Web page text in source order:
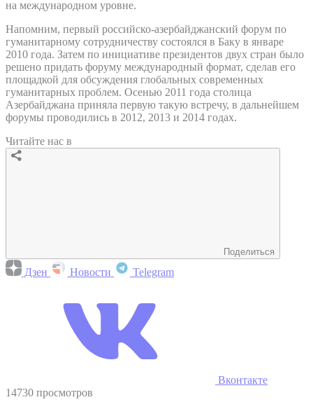
на международном уровне.
Напомним, первый российско-азербайджанский форум по
гуманитарному сотрудничеству состоялся в Баку в январе
2010 года. Затем по инициативе президентов двух стран было
решено придать форуму международный формат, сделав его
площадкой для обсуждения глобальных современных
гуманитарных проблем. Осенью 2011 года столица
Азербайджана приняла первую такую встречу, в дальнейшем
форумы проводились в 2012, 2013 и 2014 годах.
Читайте нас в
Поделиться
Дзен Новости Telegram
Вконтакте
14730 просмотров